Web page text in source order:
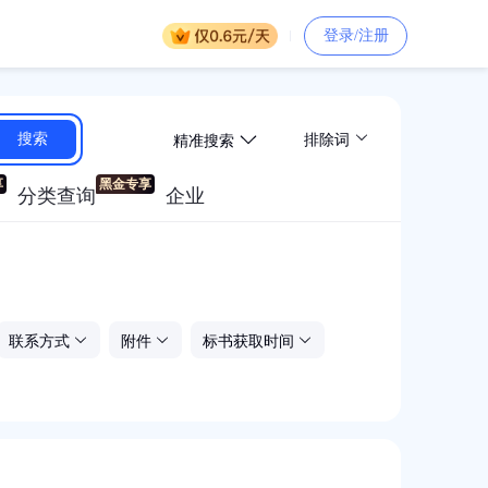
登录/注册
搜索 精准搜索 排除词
分类查询 企业
联系方式 附件 标书获取时间